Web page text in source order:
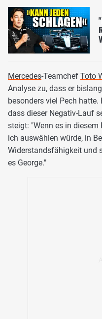
Mercedes-Teamchef Toto
Analyse zu, dass er
besonders viel Pech
dass dieser Negativ-Lauf
steigt: "Wenn es in diesem
ich auswählen würde, in
Widerstandsfähigkeit und
es George."